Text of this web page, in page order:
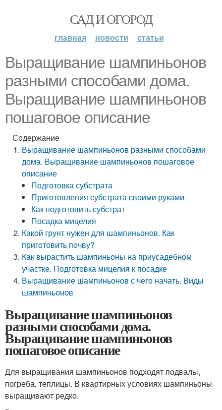
САД И ОГОРОД
главная новости статьи
Выращивание шампиньонов
разными способами дома.
Выращивание шампиньонов
пошаговое описание
Содержание
Выращивание шампиньонов разными способами
дома. Выращивание шампиньонов пошаговое
описание
Подготовка субстрата
Приготовления субстрата своими руками
Как подготовить субстрат
Посадка мицелия
Какой грунт нужен для шампиньонов. Как
приготовить почву?
Как вырастить шампиньоны на приусадебном
участке. Подготовка мицелия к посадке
Выращивание шампиньонов с чего начать. Виды
шампиньонов
Выращивание шампиньонов
разными способами дома.
Выращивание шампиньонов
пошаговое описание
Для выращивания шампиньонов подходят подвалы,
погреба, теплицы. В квартирных условиях шампиньоны
выращивают редко.